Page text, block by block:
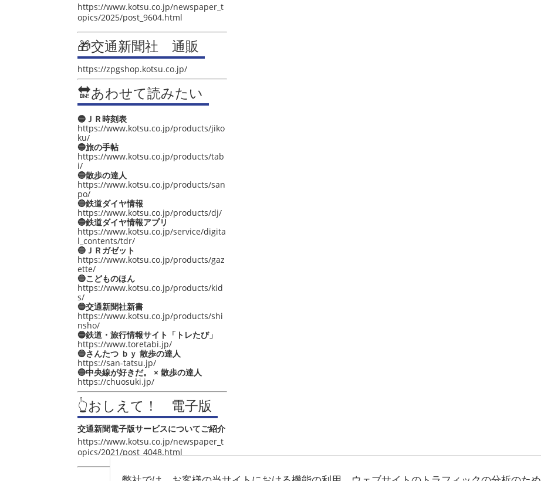
https://www.kotsu.co.jp/newspaper_t
opics/2025/post_9604.html
🎁交通新聞社 通販
https://zpgshop.kotsu.co.jp/
🔛あわせて読みたい
🔵ＪＲ時刻表
https://www.kotsu.co.jp/products/jiko
ku/
🔵旅の手帖
https://www.kotsu.co.jp/products/tab
i/
🔵散歩の達人
https://www.kotsu.co.jp/products/san
po/
🔵鉄道ダイヤ情報
https://www.kotsu.co.jp/products/dj/
🔵鉄道ダイヤ情報アプリ
https://www.kotsu.co.jp/service/digita
l_contents/tdr/
🔵ＪＲガゼット
https://www.kotsu.co.jp/products/gaz
ette/
🔵こどものほん
https://www.kotsu.co.jp/products/kid
s/
🔵交通新聞社新書
https://www.kotsu.co.jp/products/shi
nsho/
🔵鉄道・旅行情報サイト「トレたび」
https://www.toretabi.jp/
🔵さんたつ ｂｙ 散歩の達人
https://san-tatsu.jp/
🔵中央線が好きだ。 × 散歩の達人
https://chuosuki.jp/
👆おしえて！ 電子版
交通新聞電子版サービスについてご紹介
https://www.kotsu.co.jp/newspaper_t
opics/2021/post_4048.html